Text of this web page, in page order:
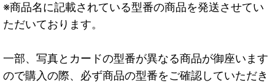
※商品名に記載されている型番の商品を発送させてい
ただいております。
一部、写真とカードの型番が異なる商品が御座います
ので購入の際、必ず商品の型番をご確認していただき